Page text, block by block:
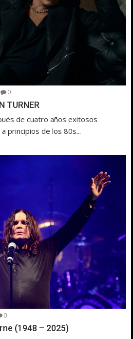
0
TURNER
de cuatro años exitosos
principios de los 80s...
0
(1948 – 2025)